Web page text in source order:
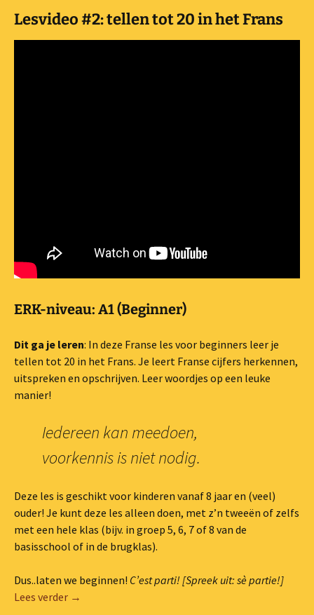
Lesvideo #2: tellen tot 20 in het Frans
ERK-niveau: A1 (Beginner)
Dit ga je leren: In deze Franse les voor beginners leer je
tellen tot 20 in het Frans. Je leert Franse cijfers herkennen,
uitspreken en opschrijven. Leer woordjes op een leuke
manier!
Iedereen kan meedoen,
voorkennis is niet nodig.
Deze les is geschikt voor kinderen vanaf 8 jaar en (veel)
ouder! Je kunt deze les alleen doen, met z’n tweeën of zelfs
met een hele klas (bijv. in groep 5, 6, 7 of 8 van de
basisschool of in de brugklas).
Dus..laten we beginnen! C’est parti! [Spreek uit: sè partie!]
Lees verder Lesvideo #2: tellen tot 20 in het Frans
→